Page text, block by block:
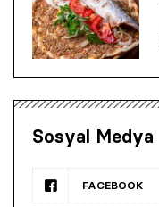
Sosyal Medya
FACEBOOK